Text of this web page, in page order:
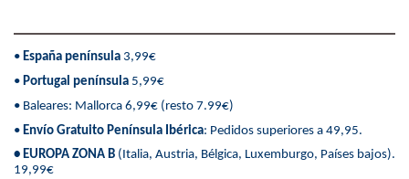
• España península 3,99€
• Portugal península 5,99€
• Baleares: Mallorca 6,99€ (resto 7.99€)
• Envío Gratuito Península Ibérica: Pedidos superiores a 49,95.
• EUROPA ZONA B (Italia, Austria, Bélgica, Luxemburgo, Países bajos).
19,99€